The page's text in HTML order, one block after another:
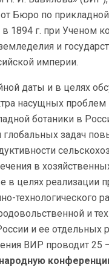
Бюро по прикладной
1894 г. при Ученом
и
империи.
даты и в целях
насущных проблем
ботаники в
глобальных задач
в
в целях реализации
технологического
и
и ее отдельных
ВИР проводит 25